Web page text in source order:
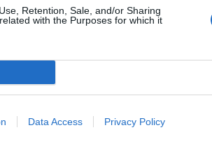
Retention, Sale, and/or Sharing
with the Purposes for which it
Data Access Privacy Policy
liepos 24 d. vakarą pareigūnams
trenkėsi į namo tvorą ir ją
į E. Dragūno namo kiemą ir ėmė